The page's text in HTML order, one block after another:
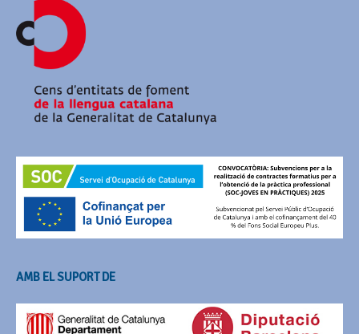
AMB EL SUPORT DE